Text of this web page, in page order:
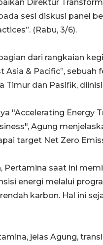
Direktur
sesi diskusi panel
(Rabu, 3/6).
dari rangkaian
Asia & Pacific”,
Timur dan Pasifik,
"Accelerating Energy
Agung
target Net Zero
Pertamina saat ini
energi melalui
karbon. Hal ini
jelas Agung,